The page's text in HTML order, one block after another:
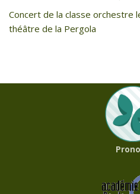
Concert de la classe orchestre
théâtre de la Pergola